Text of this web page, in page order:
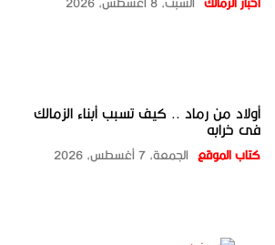
أولاد من رماد .. كيف تسبب أبناء الزمالك
فى خرابه
كتاب الموقع الجمعة، 7 أغسطس، 2026